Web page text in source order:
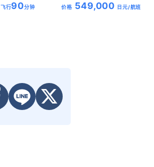
飞行90分钟 价格 549,000 日元/航班